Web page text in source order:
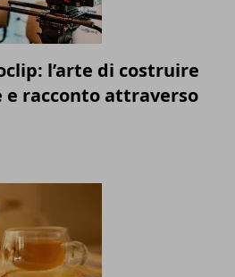
l’arte di costruire
racconto attraverso